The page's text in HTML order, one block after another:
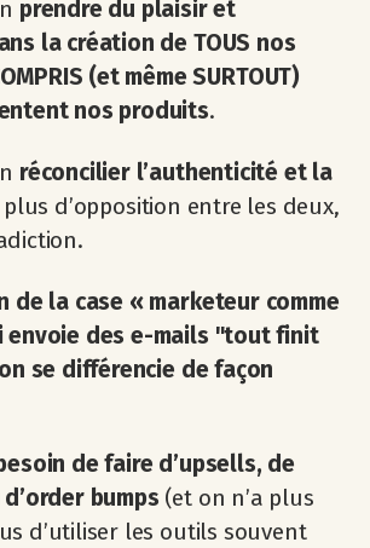
prendre du plaisir et
la création de TOUS nos
(et même SURTOUT)
nos produits.
réconcilier l’authenticité et la
plus d’opposition entre les deux,
de la case « marketeur comme
envoie des e-mails "tout finit
se différencie de façon
de faire d’upsells, de
bumps (et on n’a plus
d’utiliser les outils souvent